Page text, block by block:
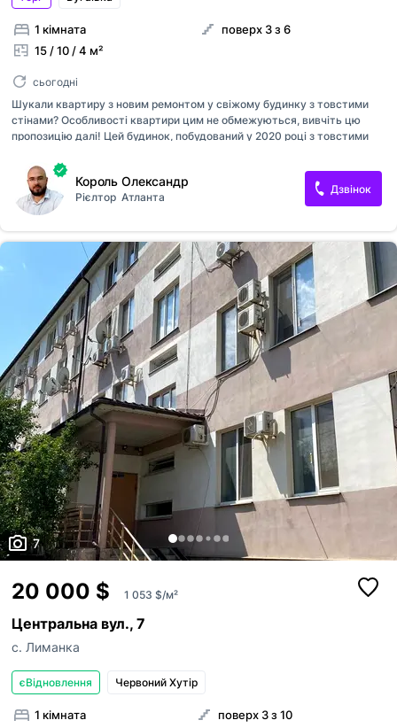
1 кімната
15 / 10 / 4 м²
поверх 3 з 6
сьогодні
Шукали квартиру з новим ремонтом у свіжому будинку з товстими
стінами? Особливості квартири цим не обмежуються, вивчіть цю
пропозицію далі! Цей будинок, побудований у 2020 році з товстими
сучасних технологій. Облицьований плиткою тепла підлога в усій
квартирі створює затишок і комфорт. Ніхто ще не жив у цьому
просторі, що гарантує його чистоту і свіжість. Сучасна сантехніка,
нова проводка, лічильники - все це робить цю квартиру ідеальним
варіантом для тих, хто цінує комфорт і безпеку. Але унікальність цієї
пропозиції не обмежується лише квартирою. Розташований
комфортний житловий комплекс на вулиці Бугаївській, поблизу гіпе...
Король Олександр
Рієлтор Атланта
Дзвінок
7
20 000 $ 1 053 $/м²
Центральна вул., 7
с. Лиманка
єВідновлення Червоний Хутір
1 кімната
поверх 3 з 10